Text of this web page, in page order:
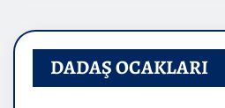
DADAŞ OCAKLARI